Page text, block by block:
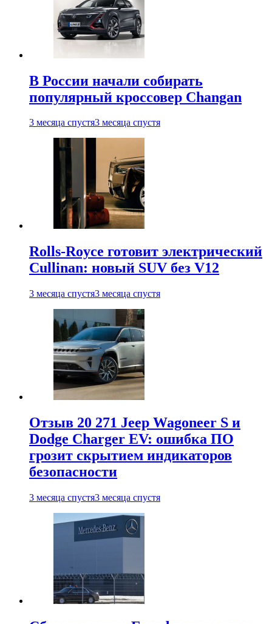
В России начали собирать
популярный кроссовер Changan
3 месяца спустя3 месяца спустя
Rolls-Royce готовит электрический
Cullinan: новый SUV без V12
3 месяца спустя3 месяца спустя
Отзыв 20 271 Jeep Wagoneer S и
Dodge Charger EV: ошибка ПО
грозит скрытием индикаторов
безопасности
3 месяца спустя3 месяца спустя